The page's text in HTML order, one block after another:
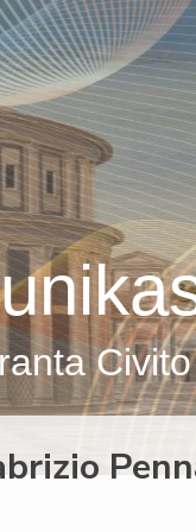
Civito